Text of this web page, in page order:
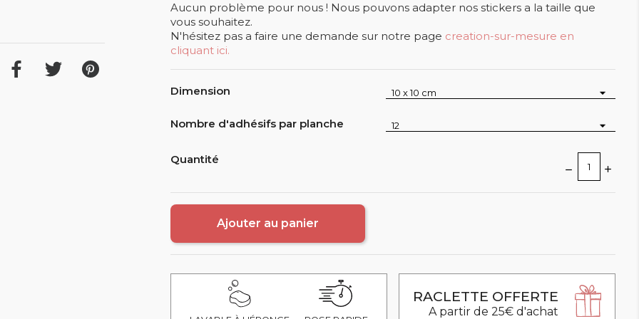
Aucun problème pour nous ! Nous pouvons adapter nos stickers a la taille que
vous souhaitez.
N'hésitez pas a faire une demande sur notre page creation-sur-mesure en
cliquant ici.
Dimension
Nombre d'adhésifs par planche
Quantité
Ajouter au panier
RACLETTE OFFERTE
A partir de 25€ d'achat